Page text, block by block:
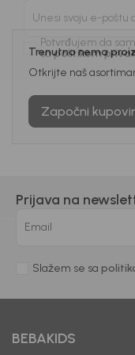
Trenutno nema
Otkrijte naš
Započni
Prijava na
Email
Slažem se sa
BEBAKIDS
Unesi svoju e-
Potvrđujem da
sapolitikom